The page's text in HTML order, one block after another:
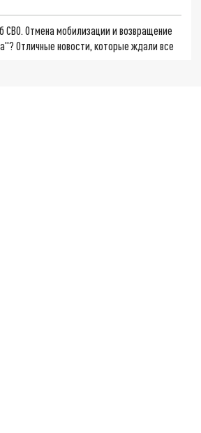
СВО. Отмена мобилизации и возвращение
Отличные новости, которые ждали все